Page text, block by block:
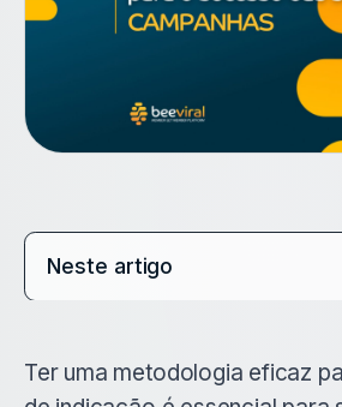
Neste artigo
Ter uma metodologia eficaz